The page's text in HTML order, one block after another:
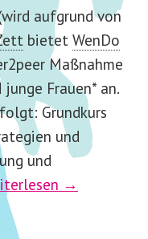
aufgrund von
bietet WenDo
Maßnahme
Frauen* an.
Grundkurs
und
und
→